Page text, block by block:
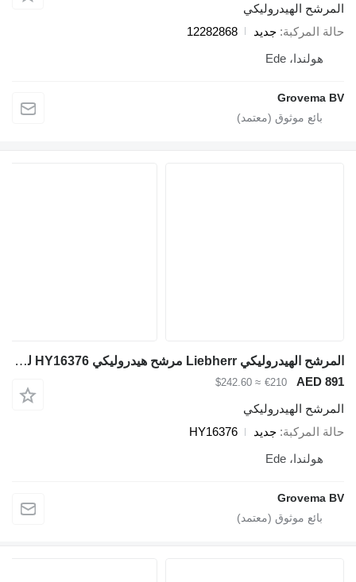
الهيدروليكي
المركبة جديد
12282868
هولندا، Ede
Grovema
المرشح الهيدروليكي Liebherr مرشح هيدروليكي HY16376 لـ آلات البناء
AED
€210
≈ $242.60
الهيدروليكي
المركبة جديد
HY16376
هولندا، Ede
Grovema